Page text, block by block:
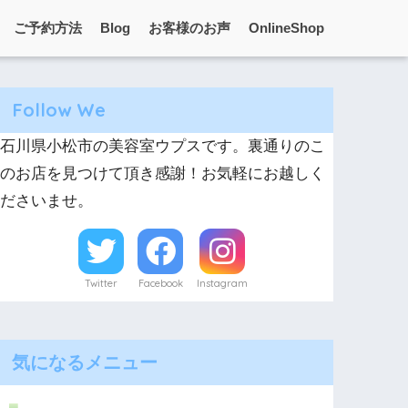
ご予約方法 Blog お客様のお声 OnlineShop
Follow We
石川県小松市の美容室ウプスです。裏通りのこ
のお店を見つけて頂き感謝！お気軽にお越しく
ださいませ。
Twitter Facebook Instagram
気になるメニュー